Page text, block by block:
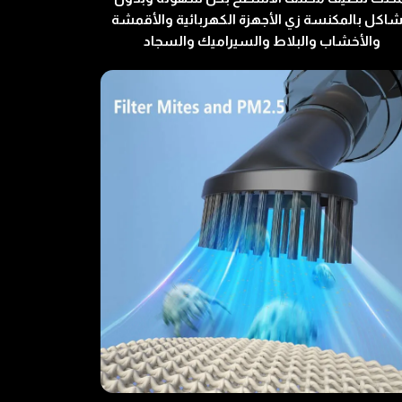
بالمكنسة زي الأجهزة الكهربائية والأقمشة
والأخشاب والبلاط والسيراميك والسجاد